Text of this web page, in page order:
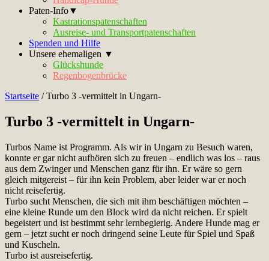
Paten-Info▼
Kastrationspatenschaften
Ausreise- und Transportpatenschaften
Spenden und Hilfe
Unsere ehemaligen ▼
Glückshunde
Regenbogenbrücke
Startseite /Turbo 3 -vermittelt in Ungarn-
Turbo 3 -vermittelt in Ungarn-
Turbos Name ist Programm. Als wir in Ungarn zu Besuch waren,
konnte er gar nicht aufhören sich zu freuen – endlich was los – raus
aus dem Zwinger und Menschen ganz für ihn. Er wäre so gern
gleich mitgereist – für ihn kein Problem, aber leider war er noch
nicht reisefertig.
Turbo sucht Menschen, die sich mit ihm beschäftigen möchten –
eine kleine Runde um den Block wird da nicht reichen. Er spielt
begeistert und ist bestimmt sehr lernbegierig. Andere Hunde mag er
gern – jetzt sucht er noch dringend seine Leute für Spiel und Spaß
und Kuscheln.
Turbo ist ausreisefertig.